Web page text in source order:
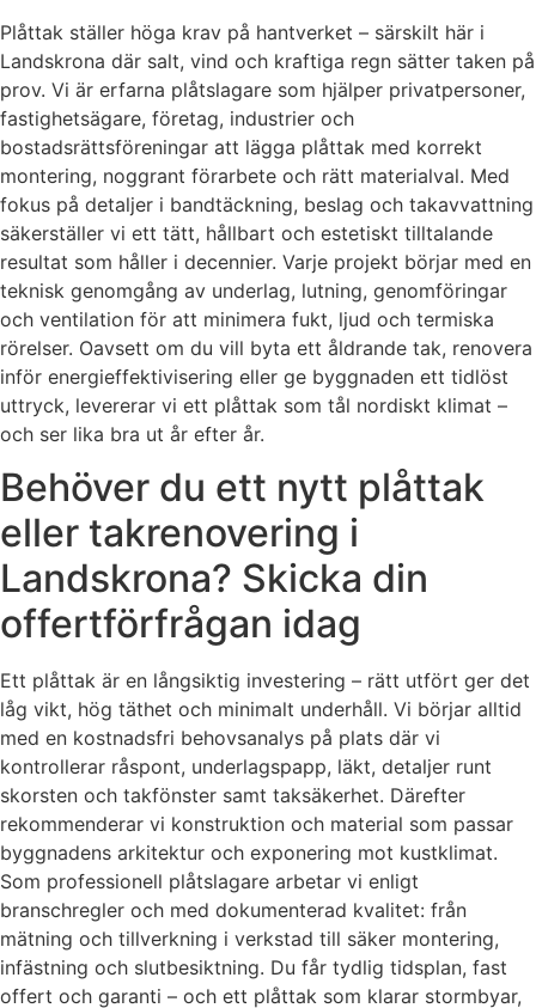
Plåttak ställer höga krav på hantverket – särskilt här i
Landskrona där salt, vind och kraftiga regn sätter taken på
prov. Vi är erfarna plåtslagare som hjälper privatpersoner,
fastighetsägare, företag, industrier och
bostadsrättsföreningar att lägga plåttak med korrekt
montering, noggrant förarbete och rätt materialval. Med
fokus på detaljer i bandtäckning, beslag och takavvattning
säkerställer vi ett tätt, hållbart och estetiskt tilltalande
resultat som håller i decennier. Varje projekt börjar med en
teknisk genomgång av underlag, lutning, genomföringar
och ventilation för att minimera fukt, ljud och termiska
rörelser. Oavsett om du vill byta ett åldrande tak, renovera
inför energieffektivisering eller ge byggnaden ett tidlöst
uttryck, levererar vi ett plåttak som tål nordiskt klimat –
och ser lika bra ut år efter år.
Behöver du ett nytt plåttak
eller takrenovering i
Landskrona? Skicka din
offertförfrågan idag
Ett plåttak är en långsiktig investering – rätt utfört ger det
låg vikt, hög täthet och minimalt underhåll. Vi börjar alltid
med en kostnadsfri behovsanalys på plats där vi
kontrollerar råspont, underlagspapp, läkt, detaljer runt
skorsten och takfönster samt taksäkerhet. Därefter
rekommenderar vi konstruktion och material som passar
byggnadens arkitektur och exponering mot kustklimat.
Som professionell plåtslagare arbetar vi enligt
branschregler och med dokumenterad kvalitet: från
mätning och tillverkning i verkstad till säker montering,
infästning och slutbesiktning. Du får tydlig tidsplan, fast
offert och garanti – och ett plåttak som klarar stormbyar,